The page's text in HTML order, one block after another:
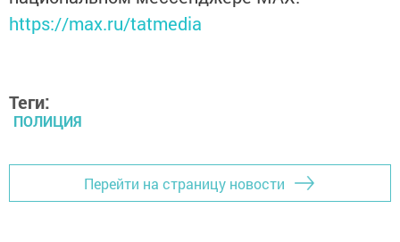
https://max.ru/tatmedia
Теги:
ПОЛИЦИЯ
Перейти на страницу новости